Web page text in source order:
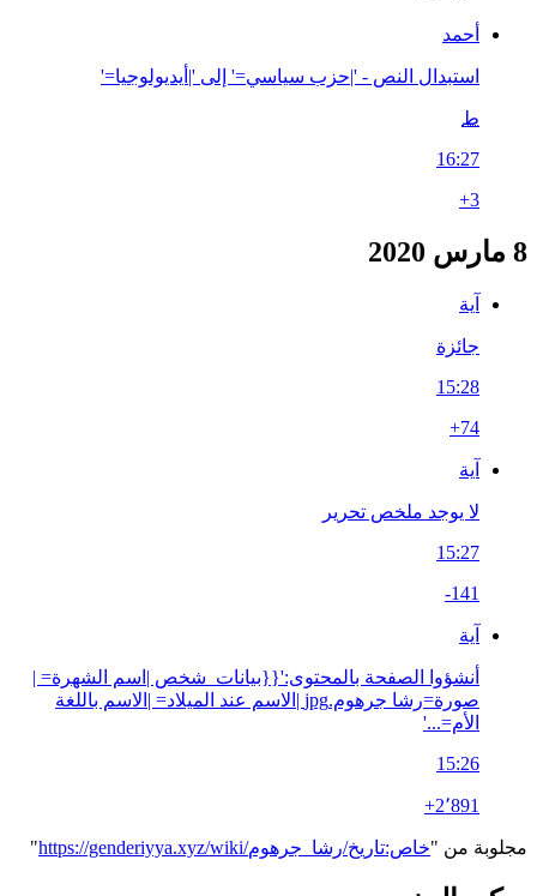
أحمد
استبدال النص - '|حزب سياسي=' إلى '|أيديولوجيا='
ط
16:27
+3
8 مارس 2020
آية
جائزة
15:28
+74
آية
لا يوجد ملخص تحرير
15:27
-141
آية
أنشؤوا الصفحة بالمحتوى:'{{بيانات_شخص |اسم الشهرة= |
صورة=رشا جرهوم.jpg |الاسم عند الميلاد= |الاسم باللغة
الأم=...'
15:26
+2٬891
مجلوبة من "https://genderiyya.xyz/wiki/خاص:تاريخ/رشا_جرهوم "